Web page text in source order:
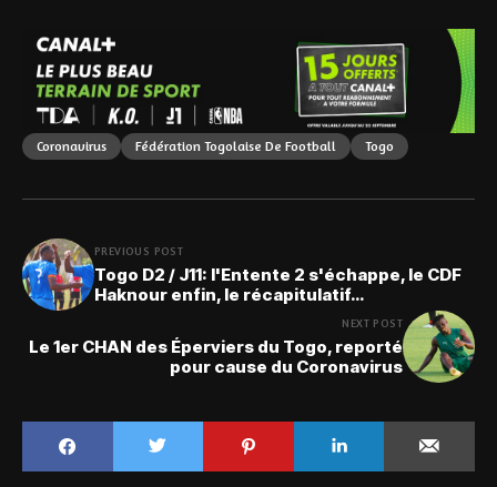
Coronavirus Fédération Togolaise De Football Togo
PREVIOUS POST
Togo D2 / J11: l'Entente 2 s'échappe, le CDF
Haknour enfin, le récapitulatif…
NEXT POST
Le 1er CHAN des Éperviers du Togo, reporté
pour cause du Coronavirus